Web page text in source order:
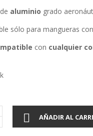
de aluminio grado
sólo para mangueras
con cualquier
 AÑADIR AL